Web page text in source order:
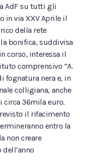
AdF su tutti gli
in via XXV Aprile il
della rete
bonifica, suddivisa
corso, interessa il
comprensivo “A.
fognatura nera e, in
colligiana, anche
circa 36mila euro.
il rifacimento
entro la
non creare